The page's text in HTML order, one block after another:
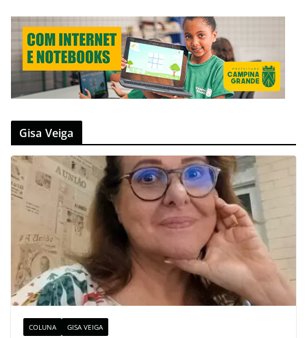
Gisa Veiga
COLUNA GISA VEIGA